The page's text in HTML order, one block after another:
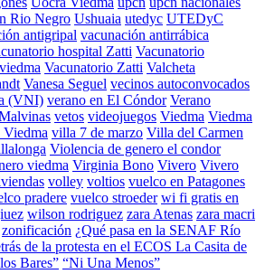
Rio Negro Ushuaia utedyc UTEDyC
antigripal vacunación antirrábica
hospital Zatti Vacunatorio
Vacunatorio Zatti Valcheta
Vanesa Seguel vecinos autoconvocados
(VNI) verano en El Cóndor Verano
vetos videojuegos Viedma Viedma
Viedma villa 7 de marzo Villa del Carmen
Violencia de genero el condor
viedma Virginia Bono Vivero Vivero
volley voltios vuelco en Patagones
pradere vuelco stroeder wi fi gratis en
wilson rodriguez zara Atenas zara macri
zonificación ¿Qué pasa en la SENAF Río
de la protesta en el ECOS La Casita de
Bares” “Ni Una Menos”